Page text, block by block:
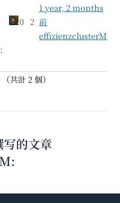
0 2
1 year, 2 months
前
effizienzclusterM
共計 2 個）
的文章